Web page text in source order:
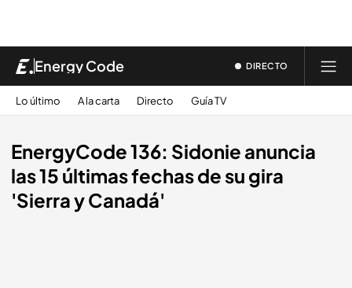
Energy Code DIRECTO
Lo último A la carta Directo Guía TV
EnergyCode 136: Sidonie anuncia
las 15 últimas fechas de su gira
'Sierra y Canadá'